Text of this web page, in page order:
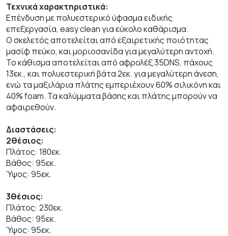
Τεχνικά χαρακτηριστικά:
Επένδυση με πολυεστερικό ύφασμα ειδικής
επεξεργασία, easy clean για εύκολο καθάρισμα.
Ο σκελετός αποτελείται από εξαιρετικής ποιότητας
μασίφ πεύκο, και μοριοσανίδα για μεγαλύτερη αντοχή.
Το κάθισμα αποτελείται από αφρολέξ 35DNS, πάχους
13εκ., και πολυεστερική βάτα 2εκ. για μεγαλύτερη άνεση,
ενώ τα μαξιλάρια πλάτης εμπεριέχουν 60% σιλικόνη και
40% foam. Τα καλύμματα βάσης και πλάτης μπορούν να
αφαιρεθούν.
Διαστάσεις:
2θέσιος:
Πλάτος: 180εκ.
Βάθος: 95εκ.
Ύψος: 95εκ.
3θέσιος:
Πλάτος: 230εκ.
Βάθος: 95εκ.
Ύψος: 95εκ.